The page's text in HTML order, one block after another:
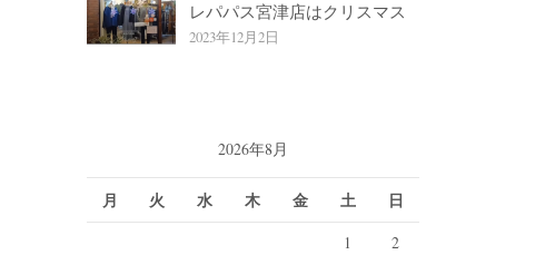
レパパス宮津店はクリスマス
2023年12月2日
2026年8月
月 火 水 木 金 土 日
1
2